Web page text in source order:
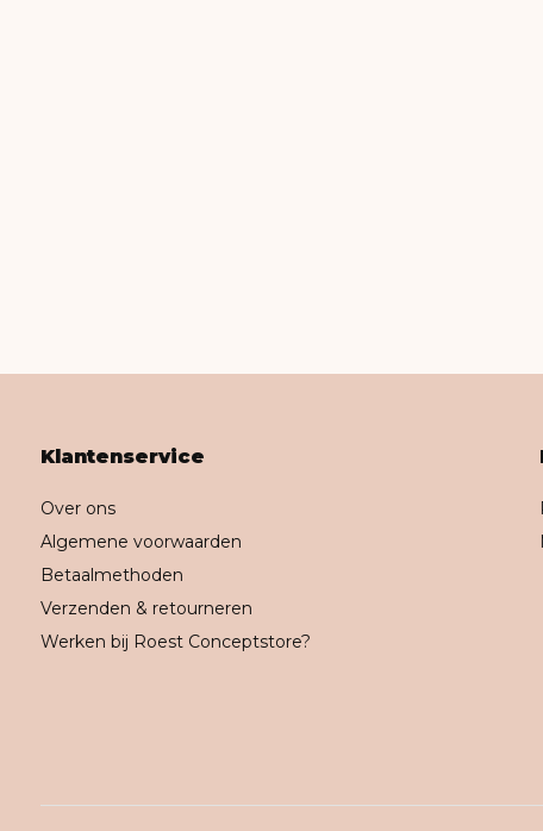
Klantenservice
Over ons
Algemene voorwaarden
Betaalmethoden
Verzenden & retourneren
Werken bij Roest Conceptstore?